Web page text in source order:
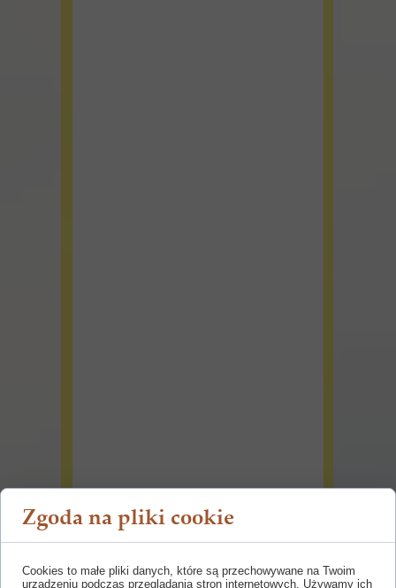
Zgoda na pliki cookie
Cookies to małe pliki danych, które są przechowywane na Twoim
urządzeniu podczas przeglądania stron internetowych. Używamy ich